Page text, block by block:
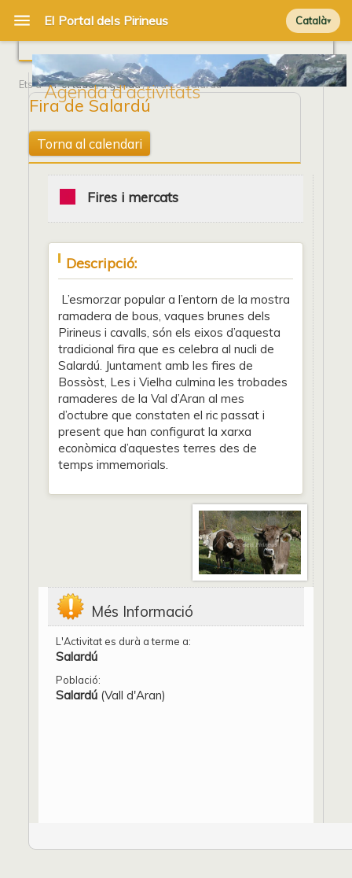
Català
Agenda d'activitats
Ets a Portada/Agenda/ Fira de Salardú
Fira de Salardú
Torna al calendari
Fires i mercats
Descripció:
L’esmorzar popular a l’entorn de la mostra
ramadera de bous, vaques brunes dels
Pirineus i cavalls, són els eixos d’aquesta
tradicional fira que es celebra al nucli de
Salardú. Juntament amb les fires de
Bossòst, Les i Vielha culmina les trobades
ramaderes de la Val d’Aran al mes
d’octubre que constaten el ric passat i
present que han configurat la xarxa
econòmica d’aquestes terres des de
temps immemorials.
Més Informació
L'Activitat es durà a terme a:
Salardú
Població:
Salardú (Vall d'Aran)